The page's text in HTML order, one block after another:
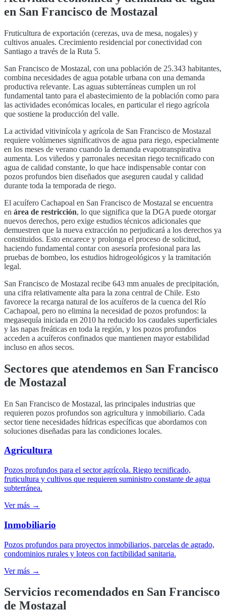
en San Francisco de Mostazal
Fruticultura de exportación (cerezas, uva de mesa, nogales) y
cultivos anuales. Crecimiento residencial por conectividad con
Santiago a través de la Ruta 5.
San Francisco de Mostazal, con una población de 25.343 habitantes,
combina necesidades de agua potable urbana con una demanda
productiva relevante. Las aguas subterráneas cumplen un rol
fundamental tanto para el abastecimiento de la población como para
las actividades económicas locales, en particular el riego agrícola
que sostiene la producción del valle.
La actividad vitivinícola y agrícola de San Francisco de Mostazal
requiere volúmenes significativos de agua para riego, especialmente
en los meses de verano cuando la demanda evapotranspirativa
aumenta. Los viñedos y parronales necesitan riego tecnificado con
agua de calidad constante, lo que hace indispensable contar con
pozos profundos bien diseñados que aseguren caudal y calidad
durante toda la temporada de riego.
El acuífero Cachapoal en San Francisco de Mostazal se encuentra
en área de restricción, lo que significa que la DGA puede otorgar
nuevos derechos, pero exige estudios técnicos adicionales que
demuestren que la nueva extracción no perjudicará a los derechos ya
constituidos. Esto encarece y prolonga el proceso de solicitud,
haciendo fundamental contar con asesoría profesional para las
pruebas de bombeo, los estudios hidrogeológicos y la tramitación
legal.
San Francisco de Mostazal recibe 643 mm anuales de precipitación,
una cifra relativamente alta para la zona central de Chile. Esto
favorece la recarga natural de los acuíferos de la cuenca del Río
Cachapoal, pero no elimina la necesidad de pozos profundos: la
megasequía iniciada en 2010 ha reducido los caudales superficiales
y las napas freáticas en toda la región, y los pozos profundos
acceden a acuíferos confinados que mantienen mayor estabilidad
incluso en años secos.
Sectores que atendemos en San Francisco
de Mostazal
En San Francisco de Mostazal, las principales industrias que
requieren pozos profundos son agricultura y inmobiliario. Cada
sector tiene necesidades hídricas específicas que abordamos con
soluciones diseñadas para las condiciones locales.
Agricultura
Pozos profundos para el sector agrícola. Riego tecnificado,
fruticultura y cultivos que requieren suministro constante de agua
subterránea.
Ver más →
Inmobiliario
Pozos profundos para proyectos inmobiliarios, parcelas de agrado,
condominios rurales y loteos con factibilidad sanitaria.
Ver más →
Servicios recomendados en San Francisco
de Mostazal